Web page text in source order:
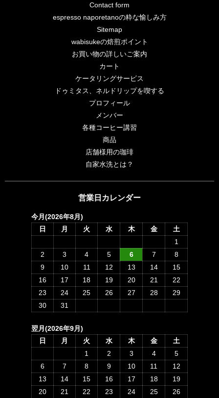
Contact form
espresso naporetanoの粋な愉しみ方
Sitemap
wabisukeの焙煎ポイント
お買い物の詳しいご案内
カート
ケータリングサービス
ドゥミタス、ネルドリップを喫する
プロフィール
メンバー
各種コーヒー講習
商品
店舗様用の珈琲
自家水洗とは？
営業日カレンダー
今月(2026年8月)
日
月 火 水 木 金
土
1
2
3 4 5 6 7
8
9
10 11 12 13 14
15
16
17 18 19 20 21
22
23
24 25 26 27 28
29
30
31
翌月(2026年9月)
日
月 火 水 木 金
土
1
2 3 4
5
6
7 8 9 10 11
12
13
14 15 16 17 18
19
20
21 22 23 24 25 26